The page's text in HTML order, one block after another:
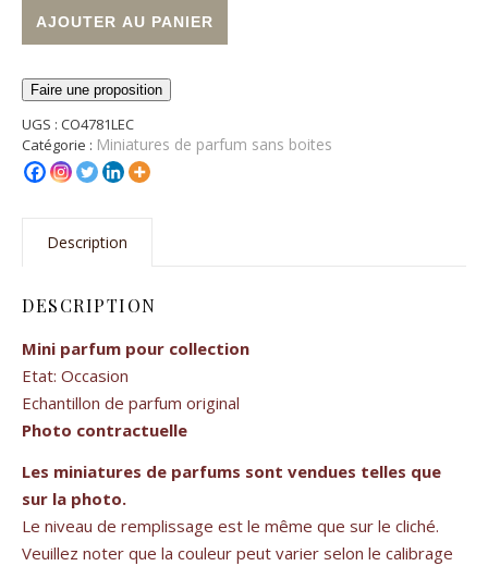
AJOUTER AU PANIER
Faire une proposition
UGS : CO4781LEC
Catégorie : Miniatures de parfum sans boites
Description
DESCRIPTION
Mini parfum pour collection
Etat: Occasion
Echantillon de parfum original
Photo contractuelle
Les miniatures de parfums sont vendues telles que
sur la photo.
Le niveau de remplissage est le même que sur le cliché.
Veuillez noter que la couleur peut varier selon le calibrage